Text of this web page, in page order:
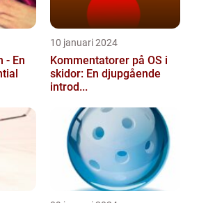
- En
10 januari 2024
Kommentatorer på OS i
skidor: En djupgående
introd...